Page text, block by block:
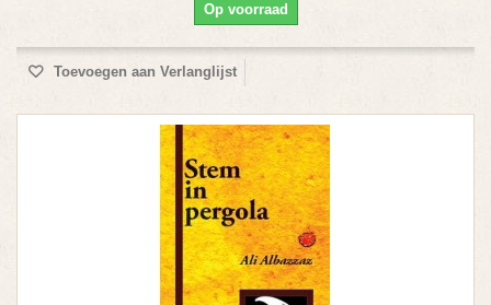
Op voorraad
Toevoegen aan Verlanglijst